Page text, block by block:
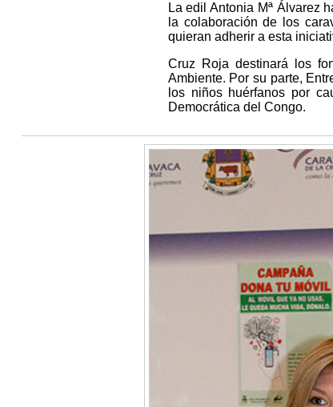
La edil Antonia Mª Álvarez
la colaboración de los
quieran adherir a esta
Cruz Roja destinará los
Ambiente. Por su parte,
los niños huérfanos por
Democrática del Congo.